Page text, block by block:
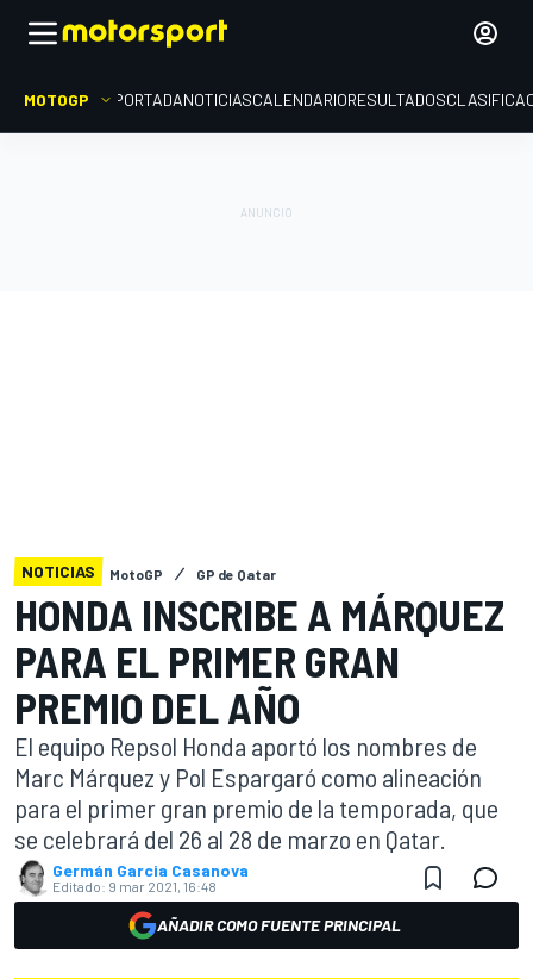
MOTOGP PORTADANOTICIASCALENDARIORESULTADOS
NOTICIAS MotoGP GP de Qatar
HONDA INSCRIBE A MÁRQUEZ
PARA EL PRIMER GRAN
PREMIO DEL AÑO
El equipo Repsol Honda aportó los nombres de
Marc Márquez y Pol Espargaró como alineación
para el primer gran premio de la temporada, que
se celebrará del 26 al 28 de marzo en Qatar.
Germán Garcia Casanova
Editado: 9 mar 2021, 16:48
AÑADIR COMO FUENTE PRINCIPAL